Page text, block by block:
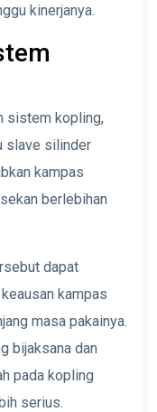
kinerjanya.
sistem kopling,
slave silinder
kampas
berlebihan
dapat
kampas
masa pakainya.
bijaksana dan
pada kopling
serius.